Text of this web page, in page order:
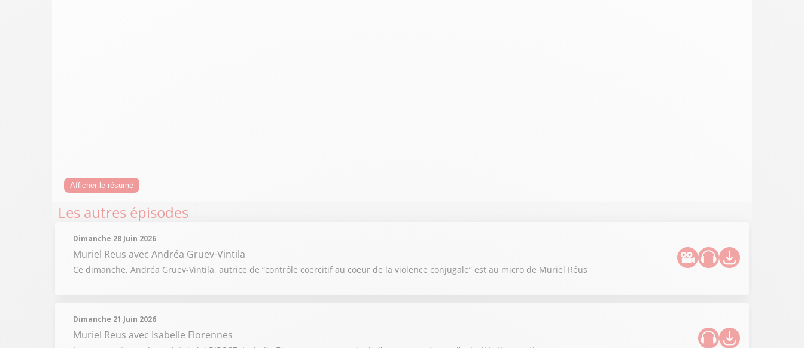
Afficher le résumé
Les autres épisodes
Dimanche 28 Juin 2026
Muriel Reus avec Andréa Gruev-Vintila
Ce dimanche, Andréa Gruev-Vintila, autrice de “contrôle coercitif au coeur de la violence conjugale” est au micro de Muriel Réus
Dimanche 21 Juin 2026
Muriel Reus avec Isabelle Florennes